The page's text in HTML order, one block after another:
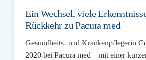
Ein Wechsel, viele
Rückkehr zu Pacura med
Gesundheits- und Krankenpflegerin
2020 bei Pacura med – mit einer